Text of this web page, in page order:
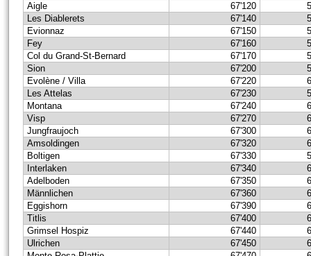
Aigle
67'120
Les Diablerets
67'140
Evionnaz
67'150
Fey
67'160
Col du Grand-St-Bernard
67'170
Sion
67'200
Evolène / Villa
67'220
Les Attelas
67'230
Montana
67'240
Visp
67'270
Jungfraujoch
67'300
Amsoldingen
67'320
Boltigen
67'330
Interlaken
67'340
Adelboden
67'350
Männlichen
67'360
Eggishorn
67'390
Titlis
67'400
Grimsel Hospiz
67'440
Ulrichen
67'450